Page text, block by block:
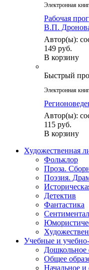
Электронная
Рабочая
В.П.
Автор(ы):
149 руб.
В корзину
Быстрый
Электронная
Автор(ы):
115 руб.
В корзину
Художественная
Фольклор
Проза.
Поэзия.
Детектив
Фантастика
Учебные и
Дошкольное
Общее
Начальное и